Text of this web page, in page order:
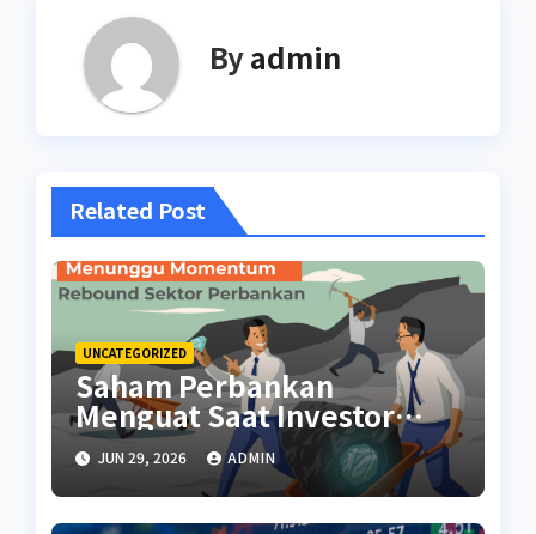
Byadmin
Related Post
UNCATEGORIZED
Saham Perbankan
Menguat Saat Investor
Kembali Aktif
JUN 29, 2026 ADMIN